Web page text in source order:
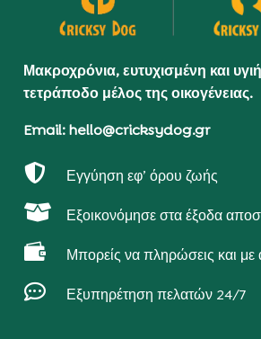
Μακροχρόνια, ευτυχισμένη και
τετράποδο μέλος της οικογένειας.
Email: hello@cricksydog.gr
 Εγγύηση εφ’ όρου ζωής
 Εξοικονόμησε στα έξοδα
 Μπορείς να πληρώσεις και με
 Εξυπηρέτηση πελατών 24/7